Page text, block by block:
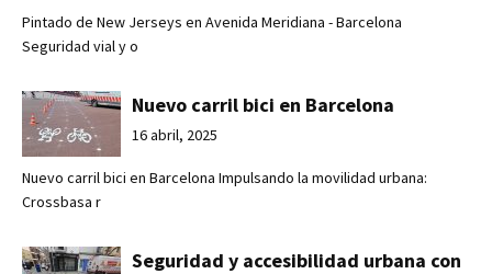
Pintado de New Jerseys en Avenida Meridiana - Barcelona
Seguridad vial y o
Nuevo carril bici en Barcelona
16 abril, 2025
Nuevo carril bici en Barcelona Impulsando la movilidad urbana:
Crossbasa r
Seguridad y accesibilidad urbana con